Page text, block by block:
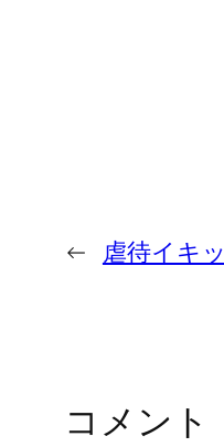
← 虐待イキ
コメント